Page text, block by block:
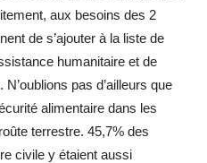
aux besoins des 2
de s’ajouter à la liste de
humanitaire et de
pas d’ailleurs que
alimentaire dans les
terrestre. 45,7% des
civile y étaient aussi